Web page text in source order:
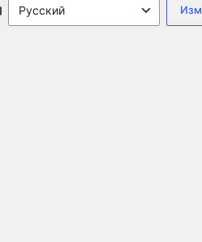
Язык